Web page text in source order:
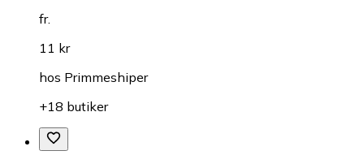
fr.
11 kr
hos Primmeshiper
+18 butiker